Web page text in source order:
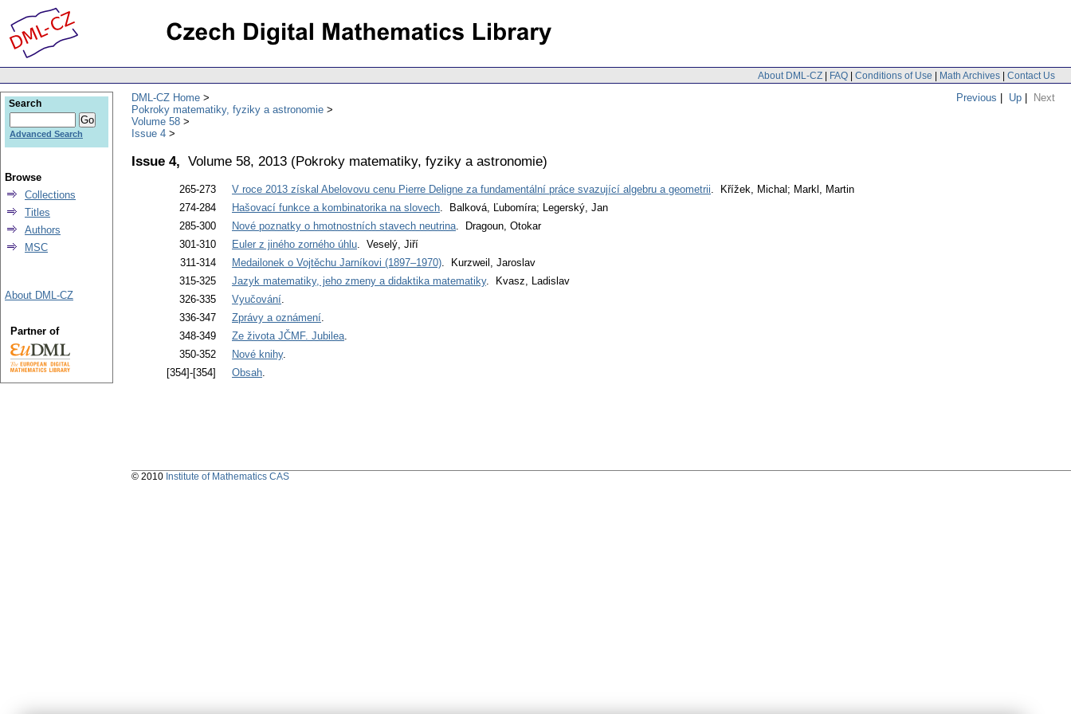
About DML-CZ | FAQ | Conditions of Use | Math Archives | Contact Us
Previous | Up | Next
DML-CZ Home
Pokroky matematiky, fyziky a astronomie
Volume 58
Issue 4
Issue 4, Volume 58, 2013 (Pokroky matematiky, fyziky a astronomie)
265-273 V roce 2013 získal Abelovovu cenu Pierre Deligne za fundamentální práce svazující algebru a geometrii. Křížek, Michal; Markl, Martin
274-284
Hašovací funkce a kombinatorika na slovech. Balková, Ľubomíra; Legerský, Jan
285-300
Nové poznatky o hmotnostních stavech neutrina. Dragoun, Otokar
301-310
Euler z jiného zorného úhlu. Veselý, Jiří
311-314
Medailonek o Vojtěchu Jarníkovi (1897–1970). Kurzweil, Jaroslav
315-325
Jazyk matematiky, jeho zmeny a didaktika matematiky. Kvasz, Ladislav
326-335
Vyučování.
336-347
Zprávy a oznámení.
348-349
Ze života JČMF. Jubilea.
350-352
Nové knihy.
[354]-[354]
Obsah.
Search
Advanced Search
Browse
Collections
Titles
Authors
MSC
About DML-CZ
Partner of
© 2010 Institute of Mathematics CAS